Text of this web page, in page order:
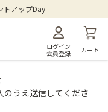
トアップDay
ログイン
会員登録
カート
のうえ送信してくださ